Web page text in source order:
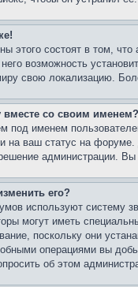
этого состоят в том,
возможность
свою локализацию.
вместе со своим именем?
под именем
на ваш статус на форуме.
администрации.
его?
используют систему
могут иметь
поскольку они
операциями вы
об этом